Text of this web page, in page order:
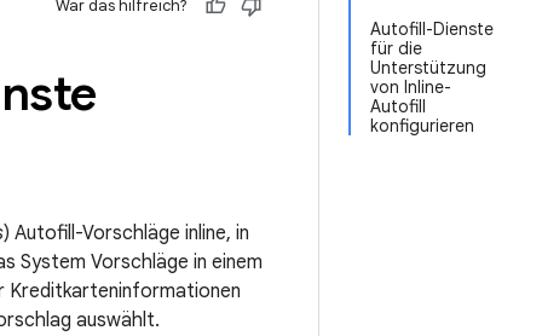
Autofill-Dienste
für die
Unterstützung
von Inline-
Autofill
konfigurieren
War das hilfreich?
) Autofill-Vorschläge inline, in
System Vorschläge in einem
Kreditkarteninformationen
auswählt.